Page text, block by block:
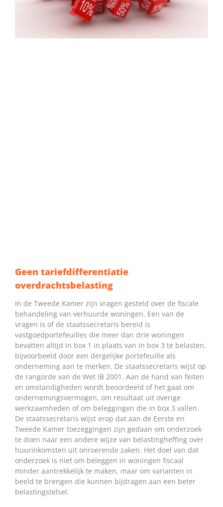
Geen tariefdifferentiatie
overdrachtsbelasting
In de Tweede Kamer zijn vragen gesteld over de fiscale
behandeling van verhuurde woningen. Een van de
vragen is of de staatssecretaris bereid is
vastgoedportefeuilles die meer dan drie woningen
bevatten altijd in box 1 in plaats van in box 3 te belasten,
bijvoorbeeld door een dergelijke portefeuille als
onderneming aan te merken. De staatssecretaris wijst op
de rangorde van de Wet IB 2001. Aan de hand van feiten
en omstandigheden wordt beoordeeld of het gaat om
ondernemingsvermogen, om resultaat uit overige
werkzaamheden of om beleggingen die in box 3 vallen.
De staatssecretaris wijst erop dat aan de Eerste en
Tweede Kamer toezeggingen zijn gedaan om onderzoek
te doen naar een andere wijze van belastingheffing over
huurinkomsten uit onroerende zaken. Het doel van dat
onderzoek is niet om beleggen in woningen fiscaal
minder aantrekkelijk te maken, maar om varianten in
beeld te brengen die kunnen bijdragen aan een beter
belastingstelsel.